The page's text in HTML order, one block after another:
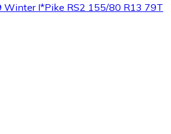
Winter I*Pike RS2 155/80 R13 79T